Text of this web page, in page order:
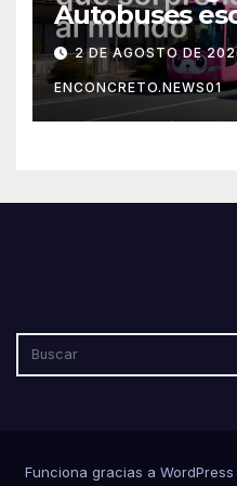
Autobuses
Japón
por su
2 DE AGOSTO DE
ENCONCRETO.NEWS01
Funciona gracias a WordPress